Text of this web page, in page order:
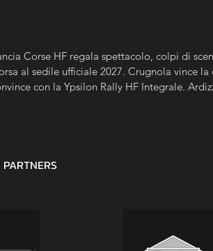
Corse HF regala spettacolo, colpi di
al sedile ufficiale 2027. Crugnola vince la
con la Ypsilon Rally HF Integrale.
PARTNERS